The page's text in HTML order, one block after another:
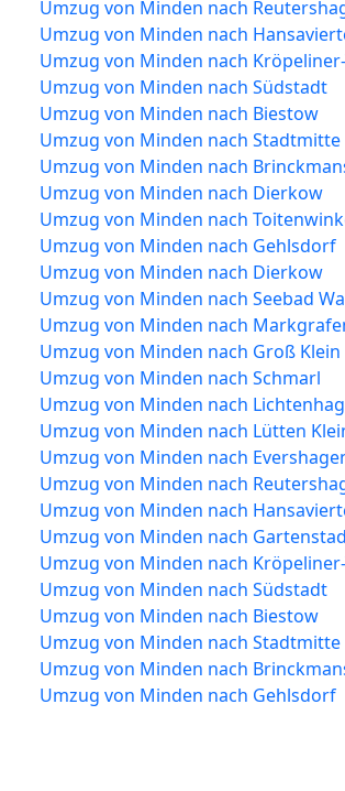
Umzug von Minden nach
Umzug von Minden nach
Umzug von Minden nach
Umzug von Minden nach Südstadt
Umzug von Minden nach Biestow
Umzug von Minden nach Stadtmitte
Umzug von Minden nach
Umzug von Minden nach Dierkow
Umzug von Minden nach
Umzug von Minden nach Gehlsdorf
Umzug von Minden nach Dierkow
Umzug von Minden nach Seebad
Umzug von Minden nach
Umzug von Minden nach Groß Klein
Umzug von Minden nach Schmarl
Umzug von Minden nach
Umzug von Minden nach Lütten
Umzug von Minden nach
Umzug von Minden nach
Umzug von Minden nach
Umzug von Minden nach
Umzug von Minden nach
Umzug von Minden nach Südstadt
Umzug von Minden nach Biestow
Umzug von Minden nach Stadtmitte
Umzug von Minden nach
Umzug von Minden nach Gehlsdorf